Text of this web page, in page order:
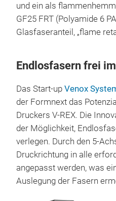
und ein als
GF25 FRT (Polyamide 6
Glasfaseranteil, „flame
Endlosfasern frei
Das Start-up Venox
der Formnext das
Druckers V-REX. Die
der Möglichkeit,
verlegen. Durch den 5-
Druckrichtung in alle
angepasst werden, was
Auslegung der Fasern